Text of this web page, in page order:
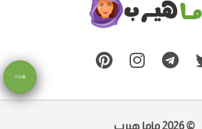
© 2026 ماما هيرب